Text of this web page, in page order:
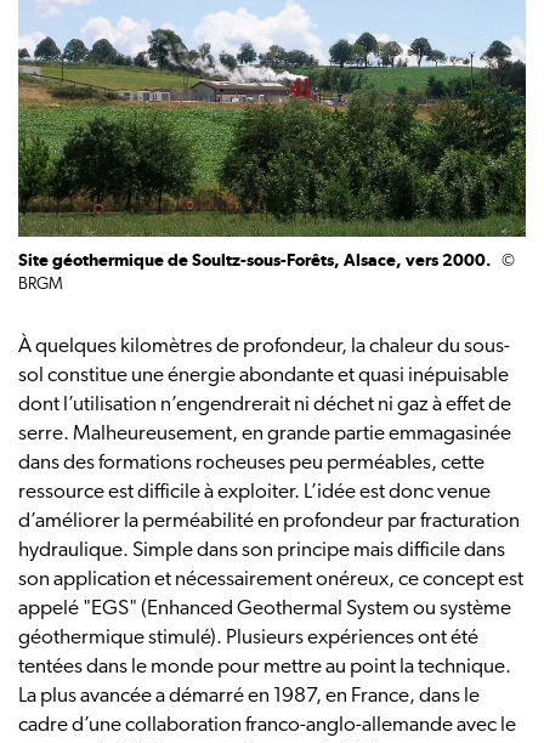
Site géothermique de Soultz-sous-Forêts, Alsace, vers 2000.
©
BRGM
À quelques kilomètres de profondeur, la chaleur du sous-
sol constitue une énergie abondante et quasi inépuisable
dont l’utilisation n’engendrerait ni déchet ni gaz à effet de
serre. Malheureusement, en grande partie emmagasinée
dans des formations rocheuses peu perméables, cette
ressource est difficile à exploiter. L’idée est donc venue
d’améliorer la perméabilité en profondeur par fracturation
hydraulique. Simple dans son principe mais difficile dans
son application et nécessairement onéreux, ce concept est
appelé "EGS" (Enhanced Geothermal System ou système
géothermique stimulé). Plusieurs expériences ont été
tentées dans le monde pour mettre au point la technique.
La plus avancée a démarré en 1987, en France, dans le
cadre d’une collaboration franco-anglo-allemande avec le